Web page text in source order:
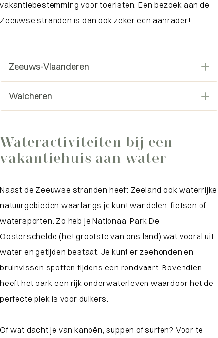
vakantiebestemming voor toeristen. Een bezoek aan de
Zeeuwse stranden is dan ook zeker een aanrader!
Zeeuws-Vlaanderen
vindt! Schuif aan op een terras en geniet van het
uitzicht op zee onder het genot van een volle
Breskens:
een strand waar veel te zien valt
doordat je uitzicht hebt op Vlissingen en veel
grote schepen langs de kant ziet varen.
Groede:
gezinnen. Leuk om ook nog langs speel- en
bunkerpark Groede te gaan zodat de kinderen
kunnen klimmen en klauteren in de
Walcheren
Walcheren te bezoeken met zijn prachtige,
uitgestrekte stranden.
is het heerlijk vertoeven. Het strand van
Domburg loopt door tot Westkapelle en staat
bekend om zijn karakteristieke strandhuisjes.
Het fijne van Domburg is dat je ook zo in het
centrum met tientallen restaurants en winkels
bent. Zo kun je perfect in de ochtend het dorp
verkennen en in de middag op het strand
Westkapelle:
een breed strand met leuke
Wateractiviteiten bij een
vakantiehuis aan water
Naast de Zeeuwse stranden heeft Zeeland ook waterrijke
natuurgebieden waarlangs je kunt wandelen, fietsen of
watersporten. Zo heb je Nationaal Park De
Oosterschelde (het grootste van ons land) wat vooral uit
water en getijden bestaat. Je kunt er zeehonden en
bruinvissen spotten tijdens een rondvaart. Bovendien
heeft het park een rijk onderwaterleven waardoor het de
perfecte plek is voor duikers.
Of wat dacht je van kanoën, suppen of surfen? Voor te